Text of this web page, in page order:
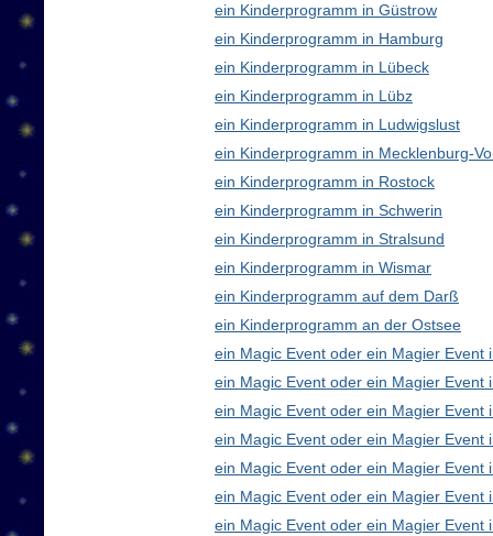
ein Kinderprogramm in Güstrow
ein Kinderprogramm in Hamburg
ein Kinderprogramm in Lübeck
ein Kinderprogramm in Lübz
ein Kinderprogramm in Ludwigslust
ein Kinderprogramm in Mecklenburg-
ein Kinderprogramm in Rostock
ein Kinderprogramm in Schwerin
ein Kinderprogramm in Stralsund
ein Kinderprogramm in Wismar
ein Kinderprogramm auf dem Darß
ein Kinderprogramm an der Ostsee
ein Magic Event oder ein Magier Event
ein Magic Event oder ein Magier Event
ein Magic Event oder ein Magier Event
ein Magic Event oder ein Magier Event
ein Magic Event oder ein Magier Event
ein Magic Event oder ein Magier Event
ein Magic Event oder ein Magier Event